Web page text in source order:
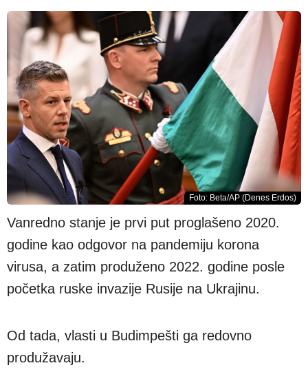
Foto: Beta/AP (Denes Erdos)
Vanredno stanje je prvi put proglašeno 2020.
godine kao odgovor na pandemiju korona
virusa, a zatim produženo 2022. godine posle
početka ruske invazije Rusije na Ukrajinu.
Od tada, vlasti u Budimpešti ga redovno
produžavaju.